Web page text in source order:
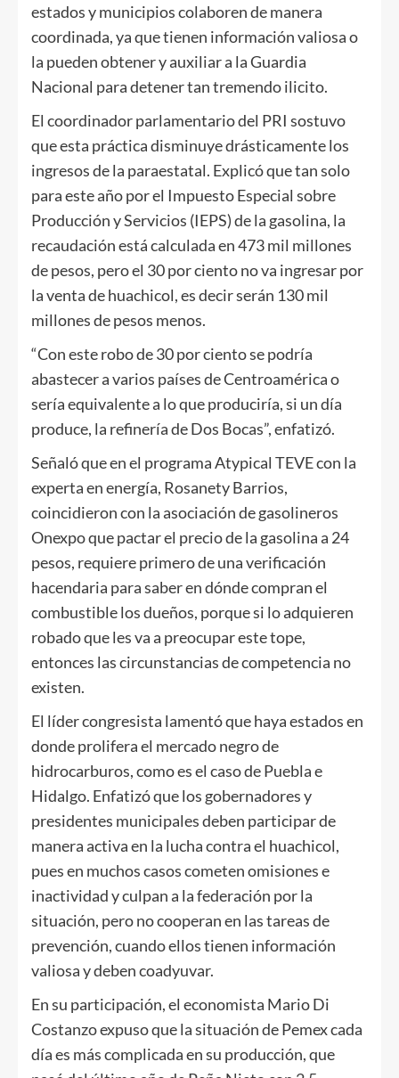
estados y municipios colaboren de manera
coordinada, ya que tienen información valiosa o
la pueden obtener y auxiliar a la Guardia
Nacional para detener tan tremendo ilicito.
El coordinador parlamentario del PRI sostuvo
que esta práctica disminuye drásticamente los
ingresos de la paraestatal. Explicó que tan solo
para este año por el Impuesto Especial sobre
Producción y Servicios (IEPS) de la gasolina, la
recaudación está calculada en 473 mil millones
de pesos, pero el 30 por ciento no va ingresar por
la venta de huachicol, es decir serán 130 mil
millones de pesos menos.
“Con este robo de 30 por ciento se podría
abastecer a varios países de Centroamérica o
sería equivalente a lo que produciría, si un día
produce, la refinería de Dos Bocas”, enfatizó.
Señaló que en el programa Atypical TEVE con la
experta en energía, Rosanety Barrios,
coincidieron con la asociación de gasolineros
Onexpo que pactar el precio de la gasolina a 24
pesos, requiere primero de una verificación
hacendaria para saber en dónde compran el
combustible los dueños, porque si lo adquieren
robado que les va a preocupar este tope,
entonces las circunstancias de competencia no
existen.
El líder congresista lamentó que haya estados en
donde prolifera el mercado negro de
hidrocarburos, como es el caso de Puebla e
Hidalgo. Enfatizó que los gobernadores y
presidentes municipales deben participar de
manera activa en la lucha contra el huachicol,
pues en muchos casos cometen omisiones e
inactividad y culpan a la federación por la
situación, pero no cooperan en las tareas de
prevención, cuando ellos tienen información
valiosa y deben coadyuvar.
En su participación, el economista Mario Di
Costanzo expuso que la situación de Pemex cada
día es más complicada en su producción, que